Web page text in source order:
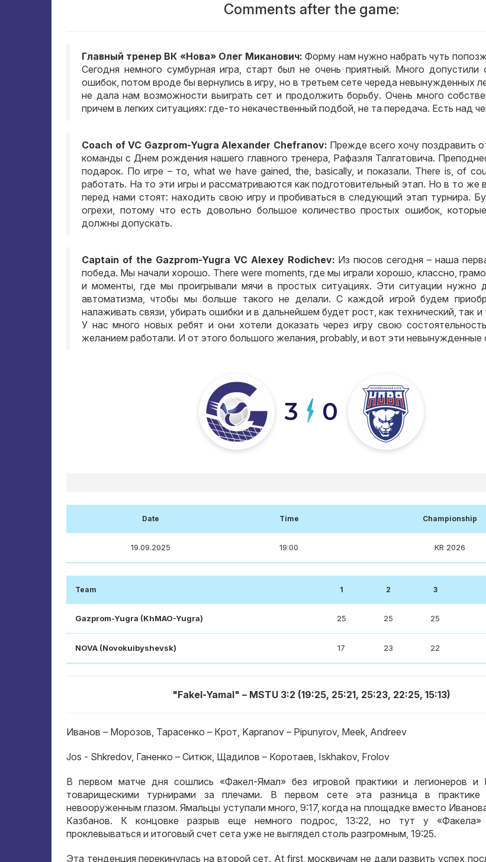
Comments after the game:
Главный тренер ВК «Нова» Олег Миканович: Форму нам нужно набрать чуть
Сегодня немного сумбурная игра,старт был не очень приятный. Много допустили
ошибок,потом вроде бы вернулись в игру, но в третьем сете череда невынужденных
не дала нам возможности выиграть сет и продолжить борьбу.Очень много
причем в легких ситуациях: где-то некачественный подбой, не та передача. Есть над
Coach of VC Gazprom-Yugra Alexander Chefranov: Прежде всего хочу поздравить
команды с Днем рождения нашего главного тренера, Рафаэля Талгатовича.
подарок. По игре – то, what we have gained, the, basically,и показали. There is, of
работать. На то эти игры и рассматриваются как подготовительный этап. Но в то же
перед нами стоят: находить свою игру и пробиваться в следующий этап турнира.
огрехи, потому что есть довольно большое количество простых ошибок,
должны допускать.
Captain of the Gazprom-Yugra VC Alexey Rodichev: Из пюсов сегодня – наша
победа. Мы начали хорошо. There were moments,где мы играли хорошо, классно,
и моменты, где мы проигрывали мячи в простых ситуациях. Эти ситуации нужно
автоматизма,чтобы мы больше такого не делали. С каждой игрой будем
налаживать связи, убирать ошибки и в дальнейшем будет рост,как технический, так и
У нас много новых ребят и они хотели доказать через игру свою состоятельность
желанием работали. И от этого большого желания, probably, и вот эти невынужденные
3 0
Date Time Championship
19.09.2025 19:00 KR 2026
Team 1 2 3
Gazprom-Yugra (KhMAO-Yugra) 25 25 25
NOVA (Novokuibyshevsk) 17 23 22
"Fakel-Yamal" – MSTU 3:2 (19:25, 25:21, 25:23, 22:25, 15:13)
Иванов – Морозов Тарасенко – Крот , Kapranov – Pipunyrov, Meek, Andreev
Jos - Shkredov, Ганенко – Ситюк Щадилов – Коротаев , Iskhakov, Frolov
В первом матче дня сошлись «Факел-Ямал» без игровой практики и легионеров
товарищескими турнирами за плечами. В первом сете эта разница в практике
невооруженным глазом.Ямальцы уступали много , 9:17,когда на площадке вместо
Казбанов. К концовке разрыв еще немного подрос , 13:22, но тут у «Факела»
проклевываться и итоговый счет сета уже не выглядел столь разгромным , 19:25.
Эта тенденция перекинулась на второй сет. At first,москвичам не дали развить успех